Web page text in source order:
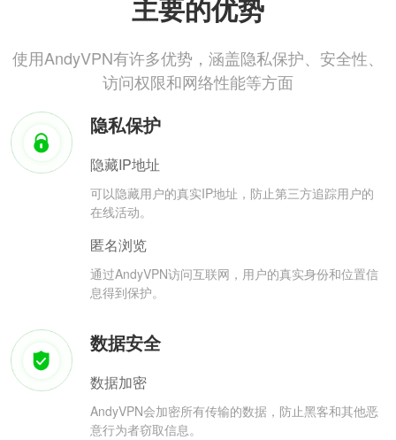
主要的优势
使用AndyVPN有许多优势，涵盖隐私保护、安全性、
访问权限和网络性能等方面
隐私保护
隐藏IP地址
可以隐藏用户的真实IP地址，防止第三方追踪用户的
在线活动。
匿名浏览
通过AndyVPN访问互联网，用户的真实身份和位置信
息得到保护。
数据安全
数据加密
AndyVPN会加密所有传输的数据，防止黑客和其他恶
意行为者窃取信息。